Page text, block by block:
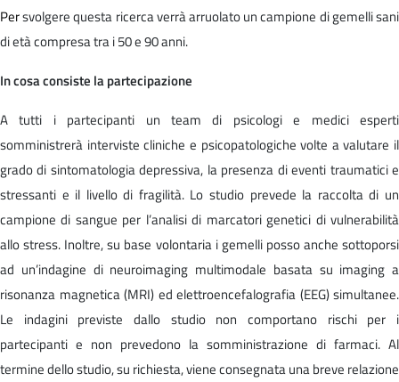
Persvolgere questa ricerca verrà arruolato un campione di gemelli sani
di età compresa tra i 50 e 90 anni.
In cosa consiste la partecipazione
A tutti i partecipanti un team di psicologi e medici esperti
somministrerà interviste cliniche e psicopatologiche volte a valutare il
grado di sintomatologia depressiva, la presenza di eventi traumatici e
stressanti e il livello di fragilità. Lo studio prevede la raccolta di un
campione di sangue per l’analisi di marcatori genetici di vulnerabilità
allo stress. Inoltre, su base volontaria i gemelli posso anche sottoporsi
ad un’indagine di neuroimaging multimodale basata su imaging a
risonanza magnetica (MRI) ed elettroencefalografia (EEG) simultanee.
Le indagini previste dallo studio non comportano rischi per i
partecipanti e non prevedono la somministrazione di farmaci. Al
termine dello studio, su richiesta, viene consegnata una breve relazione